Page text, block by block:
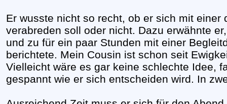
Er wusste nicht so recht, ob er sich mit einer
verabreden soll oder nicht. Dazu erwähnte
und zu für ein paar Stunden mit einer
berichtete. Mein Cousin ist schon seit
Vielleicht wäre es gar keine schlechte Idee,
gespannt wie er sich entscheiden wird. In